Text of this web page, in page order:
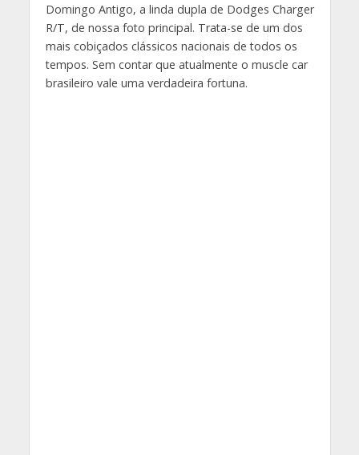
Domingo Antigo, a linda dupla de Dodges Charger
R/T, de nossa foto principal. Trata-se de um dos
mais cobiçados clássicos nacionais de todos os
tempos. Sem contar que atualmente o muscle car
brasileiro vale uma verdadeira fortuna.